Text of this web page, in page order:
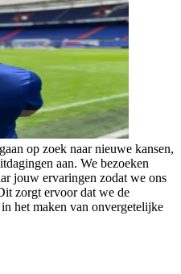
op zoek naar nieuwe kansen,
aan. We bezoeken
jouw ervaringen zodat we ons
zorgt ervoor dat we de
het maken van onvergetelijke